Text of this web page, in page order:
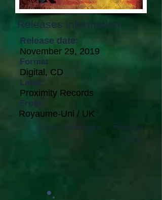
Releases information
Release date:
November 29, 2019
Format:
Digital, CD
Label:
Proximity Records
From:
Royaume-Uni / UK
Mario Champagne - February
2020